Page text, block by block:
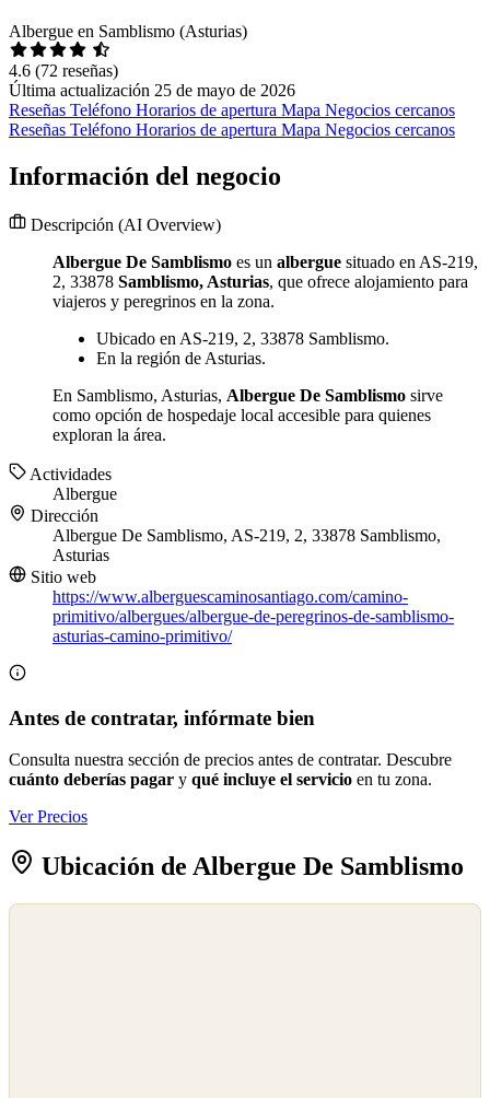
Albergue en Samblismo (Asturias)
4.6 (72 reseñas)
Última actualización 25 de mayo de 2026
Reseñas Teléfono Horarios de apertura Mapa Negocios cercanos
Reseñas Teléfono Horarios de apertura Mapa Negocios cercanos
Información del negocio
Descripción (AI Overview)
Albergue De Samblismo es un albergue situado en AS-219,
2, 33878 Samblismo, Asturias, que ofrece alojamiento para
viajeros y peregrinos en la zona.
Ubicado en AS-219, 2, 33878 Samblismo.
En la región de Asturias.
En Samblismo, Asturias, Albergue De Samblismo sirve
como opción de hospedaje local accesible para quienes
exploran la área.
Actividades
Albergue
Dirección
Albergue De Samblismo, AS-219, 2, 33878 Samblismo,
Asturias
Sitio web
https://www.alberguescaminosantiago.com/camino-
primitivo/albergues/albergue-de-peregrinos-de-samblismo-
asturias-camino-primitivo/
Antes de contratar, infórmate bien
Consulta nuestra sección de precios antes de contratar. Descubre
cuánto deberías pagar y qué incluye el servicio en tu zona.
Ver Precios
Ubicación de Albergue De Samblismo